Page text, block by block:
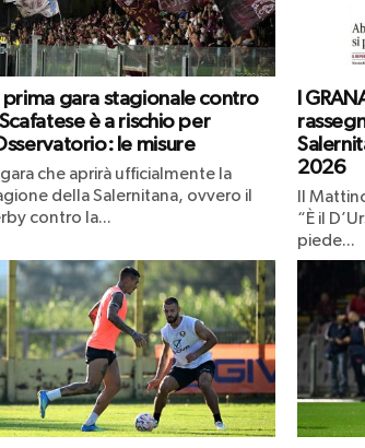
prima gara stagionale contro
Scafatese è a rischio per
le misure
gara che aprirà ufficialmente la
della Salernitana, ovvero il
contro la...
I
2026
Il
“È il
piede...